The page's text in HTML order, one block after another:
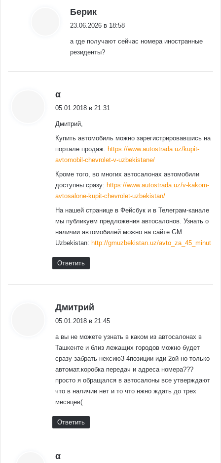
Берик
23.06.2026 в 18:58
а где получают сейчас номера иностранные
резиденты?
α
05.01.2018 в 21:31
Дмитрий,
Купить автомобиль можно зарегистрировавшись на
портале продаж: https://www.autostrada.uz/kupit-
avtomobil-chevrolet-v-uzbekistane/
Кроме того, во многих автосалонах автомобили
доступны сразу: https://www.autostrada.uz/v-kakom-
avtosalone-kupit-chevrolet-uzbekistan/
На нашей странице в Фейсбук и в Телеграм-канале
мы публикуем предложения автосалонов. Узнать о
наличии автомобилей можно на сайте GM
Uzbekistan: http://gmuzbekistan.uz/avto_za_45_minut
Ответить
Дмитрий
05.01.2018 в 21:45
а вы не можете узнать в каком из автосалонах в
Ташкенте и близ лежащих городов можно будет
сразу забрать нексию3 4позиции иди 2ой но только
автомат.коробка передач и адреса номера???
просто я обращался в автосалоны все утверждают
что в наличии нет и то что нжно ждать до трех
месяцев(
Ответить
α